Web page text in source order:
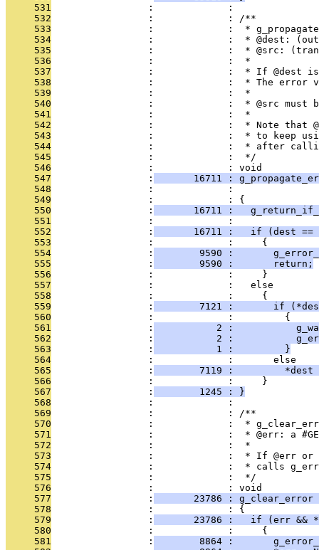
     531
                 :             :
     532
                 :             : /**
     533
:             :  *
     534
:             :  * @dest:
     535
:             :  * @src:
     536
                 :             :  *
     537
:             :  * If @dest
     538
:             :  * The error
     539
                 :             :  *
     540
:             :  * @src must
     541
                 :             :  *
     542
:             :  * Note that
     543
:             :  * to keep
     544
:             :  * after
     545
                 :             :  */
     546
                 :             : void
     547
                 :
16711 :
     548
:             :
     549
                 :             : {
     550
                 :
16711 :
     551
                 :             :
     552
                 :
16711 :   if (dest ==
     553
                 :             :     {
     554
                 :
9590 :
     555
                 :
        9590 :       return;
     556
                 :             :     }
     557
                 :             :   else
     558
                 :             :     {
     559
                 :
7121 :       if
     560
                 :             :         {
     561
                 :
2 :
     562
                 :
2 :
     563
                 :
           1 :         }
     564
                 :             :       else
     565
                 :
7119 :         *dest
     566
                 :             :     }
     567
                 :
        1245 : }
     568
                 :             :
     569
                 :             : /**
     570
:             :  *
     571
:             :  * @err: a
     572
                 :             :  *
     573
:             :  * If @err
     574
:             :  * calls
     575
                 :             :  */
     576
                 :             : void
     577
                 :
23786 : g_clear_error
     578
                 :             : {
     579
                 :
23786 :   if (err &&
     580
                 :             :     {
     581
                 :
8864 :